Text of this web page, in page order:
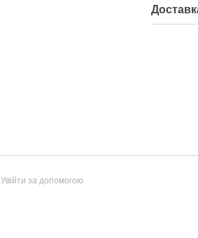
Увійти за допомогою